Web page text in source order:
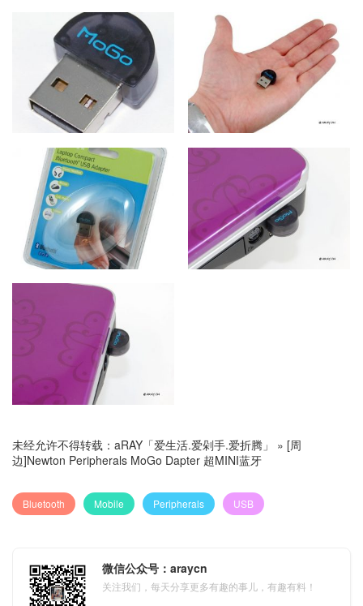
未经允许不得转载： aRAY「爱生活.爱剁手.爱折腾」 » [周
边]Newton Peripherals MoGo Dapter 超MINI蓝牙
Bluetooth Mobile Peripherals USB
微信公众号：araycn
关注我们，每天分享更多有趣的事儿，有趣有料！